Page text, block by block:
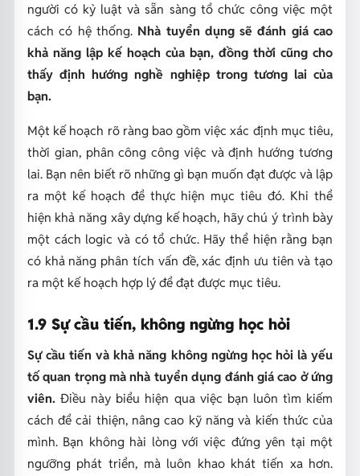
người có kỷ luật và sẵn sàng tổ chức công việc một
cách có hệ thống. Nhà tuyển dụng sẽ đánh giá cao
khả năng lập kế hoạch của bạn, đồng thời cũng cho
thấy định hướng nghề nghiệp trong tương lai của
bạn.
Một kế hoạch rõ ràng bao gồm việc xác định mục tiêu,
thời gian, phân công công việc và định hướng tương
lai. Bạn nên biết rõ những gì bạn muốn đạt được và lập
ra một kế hoạch để thực hiện mục tiêu đó. Khi thể
hiện khả năng xây dựng kế hoạch, hãy chú ý trình bày
một cách logic và có tổ chức. Hãy thể hiện rằng bạn
có khả năng phân tích vấn đề, xác định ưu tiên và tạo
ra một kế hoạch hợp lý để đạt được mục tiêu.
1.9 Sự cầu tiến, không ngừng học hỏi
Sự cầu tiến và khả năng không ngừng học hỏi là yếu
tố quan trọng mà nhà tuyển dụng đánh giá cao ở ứng
viên.Điều này biểu hiện qua việc bạn luôn tìm kiếm
cách để cải thiện, nâng cao kỹ năng và kiến thức của
mình. Bạn không hài lòng với việc đứng yên tại một
ngưỡng phát triển, mà luôn khao khát tiến xa hơn.